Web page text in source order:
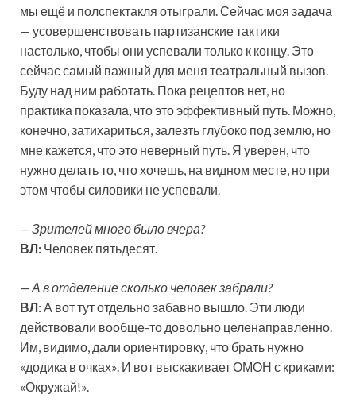
мы ещё и полспектакля отыграли. Сейчас моя задача
— усовершенствовать партизанские тактики
настолько, чтобы они успевали только к концу. Это
сейчас самый важный для меня театральный вызов.
Буду над ним работать. Пока рецептов нет, но
практика показала, что это эффективный путь. Можно,
конечно, затихариться, залезть глубоко под землю, но
мне кажется, что это неверный путь. Я уверен, что
нужно делать то, что хочешь, на видном месте, но при
этом чтобы силовики не успевали.
— Зрителей много было вчера?
ВЛ: Человек пятьдесят.
— А в отделение сколько человек забрали?
ВЛ:А вот тут отдельно забавно вышло. Эти люди
действовали вообще-то довольно целенаправленно.
Им, видимо, дали ориентировку, что брать нужно
«додика в очках». И вот выскакивает ОМОН с криками:
«Окружай!».